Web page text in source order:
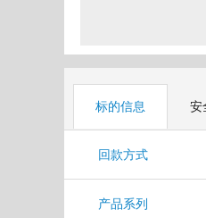
标的信息 安
回款方式
产品系列